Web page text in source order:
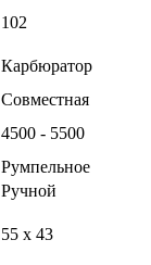
102
Карбюратор
Совместная
4500 - 5500
Румпельное
Ручной
55 х 43